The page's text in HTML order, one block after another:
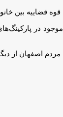
با حضور ریاست قوه قضاییه
اصفهان از دیگر